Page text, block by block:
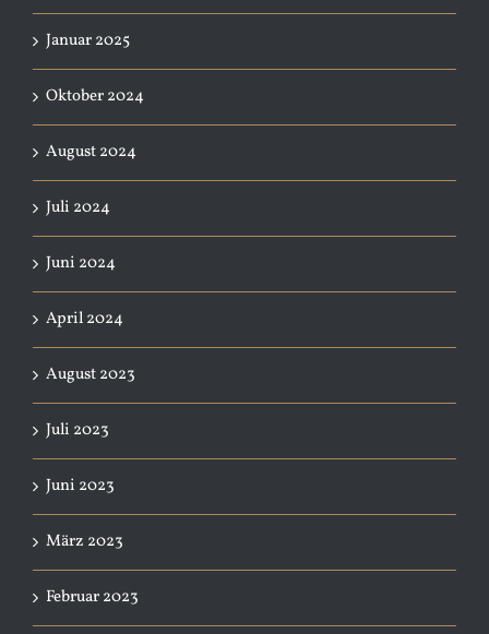
Januar 2025
Oktober 2024
August 2024
Juli 2024
Juni 2024
April 2024
August 2023
Juli 2023
Juni 2023
März 2023
Februar 2023